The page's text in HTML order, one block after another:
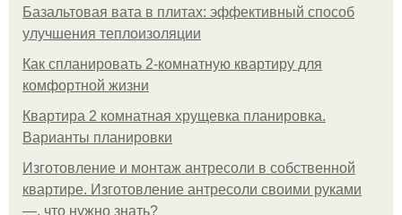
Базальтовая вата в плитах: эффективный способ
улучшения теплоизоляции
Как спланировать 2-комнатную квартиру для
комфортной жизни
Квартира 2 комнатная хрущевка планировка.
Варианты планировки
Изготовление и монтаж антресоли в собственной
квартире. Изготовление антресоли своими руками
—, что нужно знать?